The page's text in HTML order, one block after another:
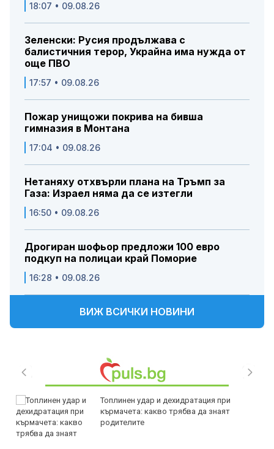
18:07 • 09.08.26
Зеленски: Русия продължава с
балистичния терор, Украйна има нужда от
още ПВО
17:57 • 09.08.26
Пожар унищожи покрива на бивша
гимназия в Монтана
17:04 • 09.08.26
Нетаняху отхвърли плана на Тръмп за
Газа: Израел няма да се изтегли
16:50 • 09.08.26
Дрогиран шофьор предложи 100 евро
подкуп на полицаи край Поморие
16:28 • 09.08.26
ВИЖ ВСИЧКИ НОВИНИ
Топлинен удар и дехидратация при
кърмачета: какво трябва да знаят
родителите